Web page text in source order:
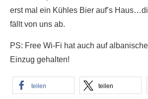
erst mal ein Kühles Bier auf’s
fällt von uns ab.
PS: Free Wi-Fi hat auch auf
Einzug gehalten!
teilen teilen